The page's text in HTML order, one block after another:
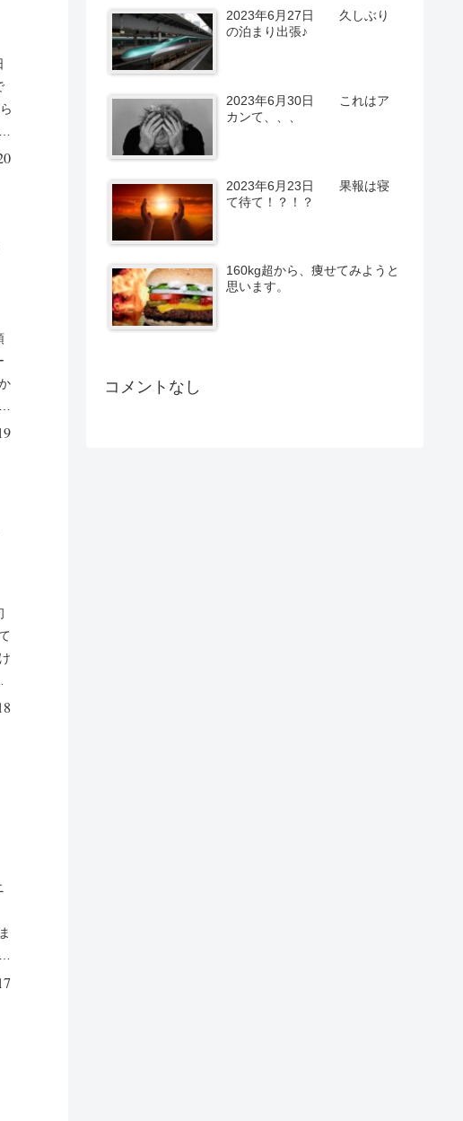
2023年6月27日 久しぶり
の泊まり出張♪
2023年6月30日 これはア
カンて、、、
2023年6月23日 果報は寝
て待て！？！？
160kg超から、痩せてみようと
思います。
コメントなし